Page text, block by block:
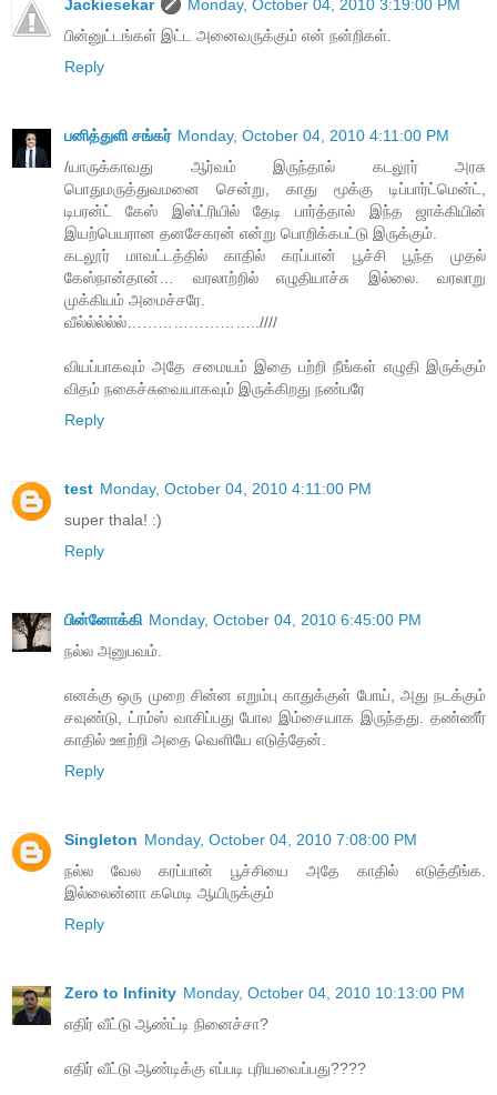
Jackiesekar
Monday, October 04, 2010 3:19:00 PM
பின்னுட்டங்கள் இட்ட அனைவருக்கும் என் நன்றிகள்.
Reply
பனித்துளி சங்கர் Monday, October 04, 2010 4:11:00 PM
/யாருக்காவது ஆர்வம் இருந்தால் கடலூர் அரசு
பொதுமருத்துவமனை சென்று, காது மூக்கு டிப்பார்ட்மென்ட்,
டிபரன்ட் கேஸ் இஸ்ட்ரியில் தேடி பார்த்தால் இந்த ஜாக்கியின்
இயற்பெயரான தனசேகரன் என்று பொறிக்கபட்டு இருக்கும்.
கடலூர் மாவட்டத்தில் காதில் கரப்பான் பூச்சி பூந்த முதல்
கேஸ்நான்தான்… வரலாற்றில் எழுதியாச்சு இல்லை. வரலாறு
முக்கியம் அமைச்சரே.
வீல்ல்ல்ல்ல்……………………..////
வியப்பாகவும் அதே சமையம் இதை பற்றி நீங்கள் எழுதி இருக்கும்
விதம் நகைச்சுவையாகவும் இருக்கிறது நண்பரே
Reply
test Monday, October 04, 2010 4:11:00 PM
super thala! :)
Reply
பின்னோக்கி Monday, October 04, 2010 6:45:00 PM
நல்ல அனுபவம்.
எனக்கு ஒரு முறை சின்ன எறும்பு காதுக்குள் போய், அது நடக்கும்
சவுண்டு, ட்ரம்ஸ் வாசிப்பது போல இம்சையாக இருந்தது. தண்ணீர்
காதில் ஊற்றி அதை வெளியே எடுத்தேன்.
Reply
Singleton Monday, October 04, 2010 7:08:00 PM
நல்ல வேல கரப்பான் பூச்சியை அதே காதில் எடுத்தீங்க.
இல்லைன்னா கமெடி ஆயிருக்கும்
Reply
Zero to Infinity Monday, October 04, 2010 10:13:00 PM
எதிர் வீட்டு ஆண்ட்டி நினைச்சா?
எதிர் வீட்டு ஆண்டிக்கு எப்படி புரியவைப்பது????